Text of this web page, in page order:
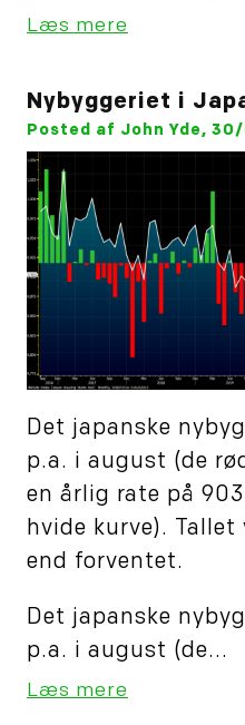
Læs mere
Nybyggeriet i
Posted af John Yde,
Det japanske
p.a. i august (de
en årlig rate på
hvide kurve).
end forventet.
Det japanske
p.a. i august (de...
Læs mere